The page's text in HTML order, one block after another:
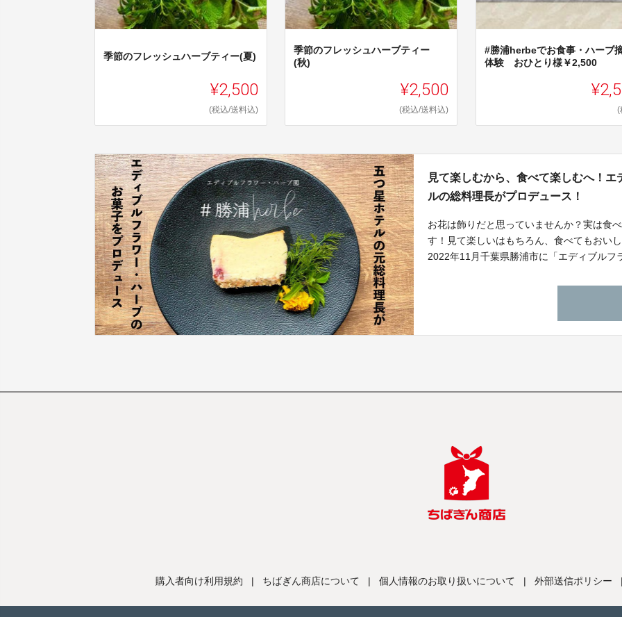
季節のフレッシュハーブティー(夏)
¥2,500
(税込/送料込)
季節のフレッシュハーブティー
(秋)
¥2,500
(税込/送料込)
#勝浦herbeでお食事・ハーブ
体験 おひとり様￥2,500
(
見て楽しむから、食べて楽しむへ！
ルの総料理長がプロデュース！
お花は飾りだと思っていませんか？実は食
す！見て楽しいはもちろん、食べてもおい
2022年11月千葉県勝浦市に「エディブル
購入者向け利用規約 | ちばぎん商店について | 個人情報のお取り扱いについて | 外部送信ポリシー